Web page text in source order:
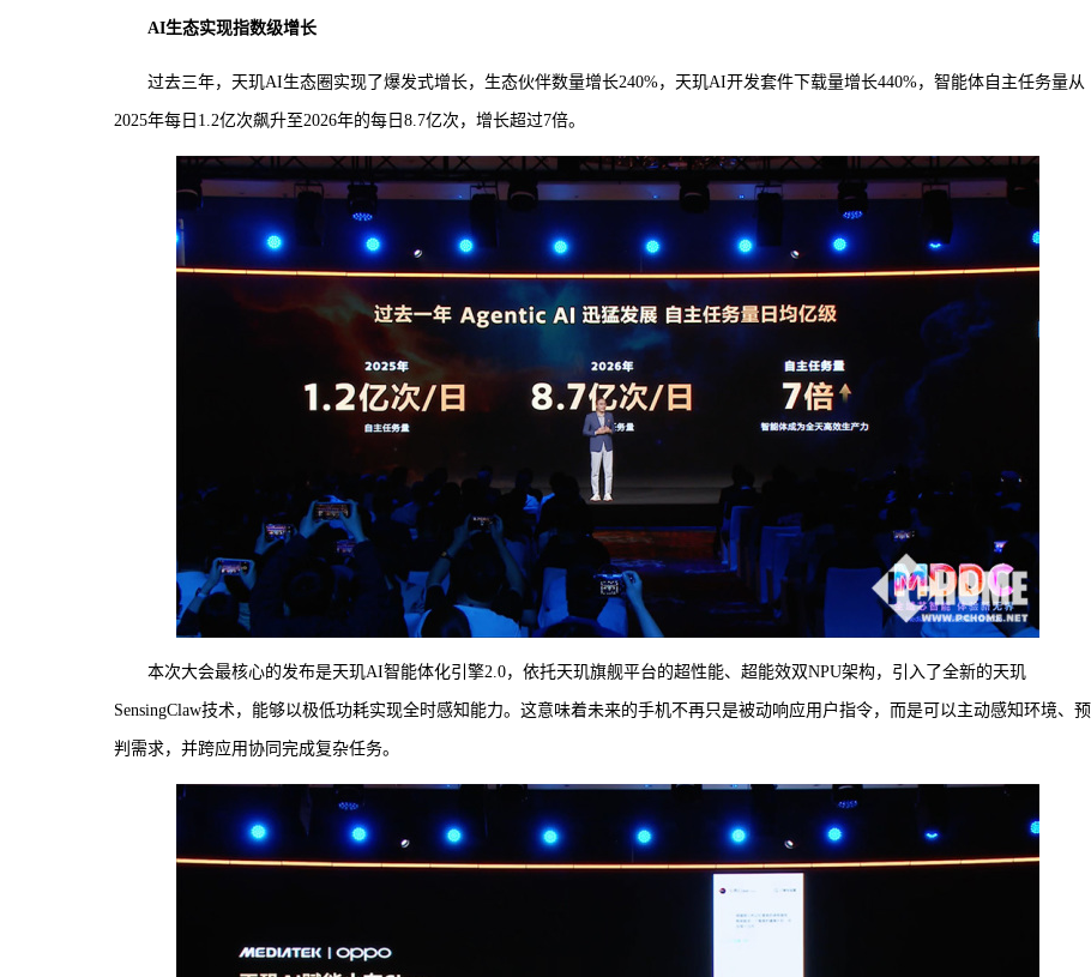
AI生态实现指数级增长
过去三年，天玑AI生态圈实现了爆发式增长，生态伙伴数量增长240%，天玑AI开发套件下载量增长440%，智能体自主任务量从
2025年每日1.2亿次飙升至2026年的每日8.7亿次，增长超过7倍。
本次大会最核心的发布是天玑AI智能体化引擎2.0，依托天玑旗舰平台的超性能、超能效双NPU架构，引入了全新的天玑
SensingClaw技术，能够以极低功耗实现全时感知能力。这意味着未来的手机不再只是被动响应用户指令，而是可以主动感知环境、预
判需求，并跨应用协同完成复杂任务。